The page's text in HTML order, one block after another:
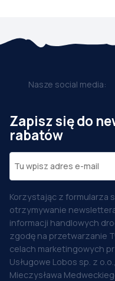
Nasze social media:
Zapisz się do
rabatów
Korzystając z formularza
otrzymywanie
informacji handlowych
zgodę na przetwarzanie
celach marketingowych
Usługowe Lobos sp. z
Mieczysława